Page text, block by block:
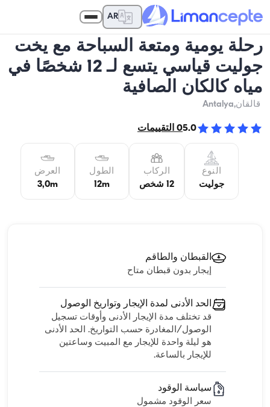
AR
رحلة يومية ومتعة السباحة مع يخت
جوليت قياسي يتسع لـ 12 شخصًا في
مياه كالكان الصافية
قالقان,Antalya
5.0
0 التقييمات
النوع
جوليت
الركاب
12 شخص
الطول
12m
العرض
3,0m
القبطان والطاقم
إيجار بدون قبطان متاح
الحد الأدنى لمدة الإيجار وتواريخ الوصول
قد تختلف مدة الإيجار الأدنى وأوقات تسجيل
الوصول/المغادرة حسب التواريخ. الحد الأدنى
هو ليلة واحدة للإيجار مع المبيت وساعتين
للإيجار بالساعة.
سياسة الوقود
سعر الوقود مشمول